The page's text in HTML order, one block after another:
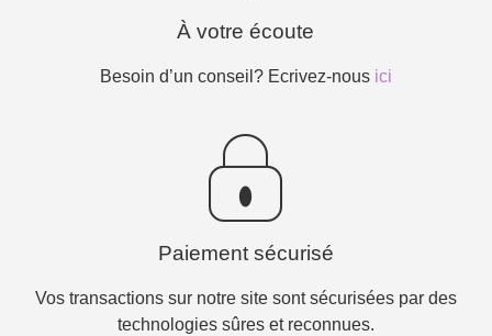
À votre écoute
Besoin d’un conseil? Ecrivez-nous ici
Paiement sécurisé
Vos transactions sur notre site sont sécurisées par des
technologies sûres et reconnues.